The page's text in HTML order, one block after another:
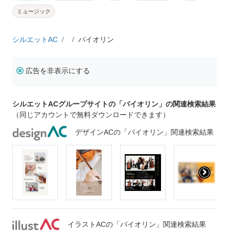
ミュージック
シルエットAC バイオリン
広告を非表示にする
シルエットACグループサイトの「バイオリン」の関連検索結果
（同じアカウントで無料ダウンロードできます）
デザインACの「バイオリン」関連検索結果
イラストACの「バイオリン」関連検索結果